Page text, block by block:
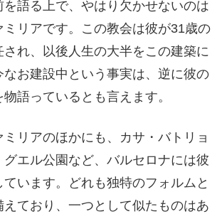
を語る上で、やはり欠かせないのは
リアです。この教会は彼が31歳の
され、以後人生の大半をこの建築に
お建設中という事実は、逆に彼の
語っているとも言えます。
リアのほかにも、カサ・バトリョ
エル公園など、バルセロナには彼
います。どれも独特のフォルムと
ており、一つとして似たものはあ